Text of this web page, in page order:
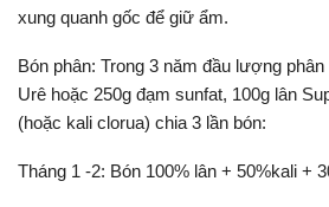
xung quanh gốc để giữ ẩm.
Bón phân: Trong 3 năm đầu lượng
Urê hoặc 250g đạm sunfat, 100g lân
(hoặc kali clorua) chia 3 lần bón:
Tháng 1 -2: Bón 100% lân + 50%kali +